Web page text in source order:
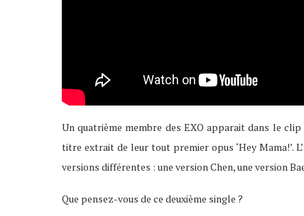
Un quatrième membre des EXO apparait dans le clip
titre extrait de leur tout premier opus ‘Hey Mama!’.
versions différentes : une version Chen, une version
Que pensez-vous de ce deuxième single ?